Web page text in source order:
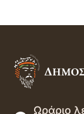
Ωράριο